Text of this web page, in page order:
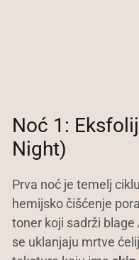
Noć 1:
Night)
Prva noć je temelj
hemijsko čišćenje
toner koji sadrži blage
se uklanjaju mrtve